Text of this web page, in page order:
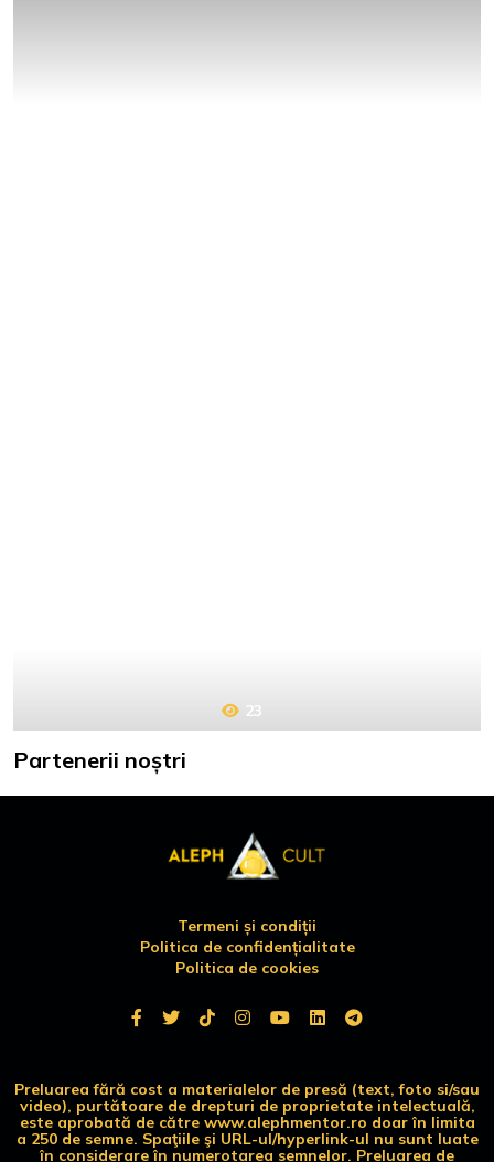
23
Partenerii noștri
Termeni și condiții
Politica de confidențialitate
Politica de cookies
Preluarea fără cost a materialelor de presă (text, foto si/sau
video), purtătoare de drepturi de proprietate intelectuală,
este aprobată de către www.alephmentor.ro doar în limita
a 250 de semne. Spaţiile şi URL-ul/hyperlink-ul nu sunt luate
în considerare în numerotarea semnelor. Preluarea de